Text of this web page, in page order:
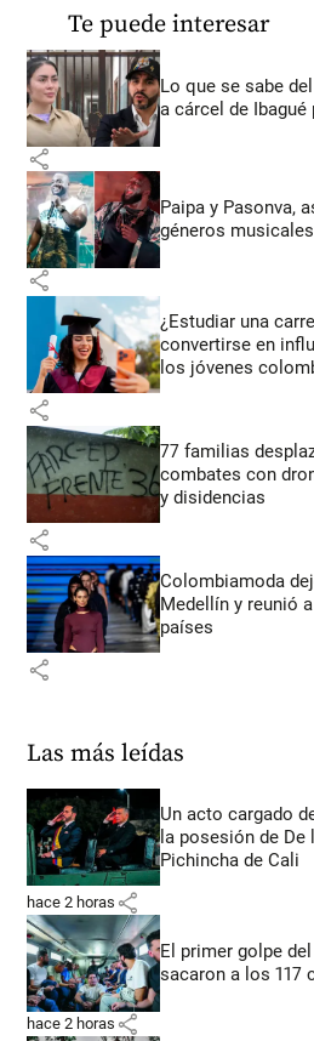
Te puede interesar
Lo que se sabe
a cárcel de
share
Paipa y Pasonva,
géneros
share
¿Estudiar una
convertirse en
los jóvenes
share
77 familias
combates con
y disidencias
share
Colombiamoda
Medellín y reunió
países
share
Las más leídas
Un acto cargado
la posesión de
Pichincha de Cali
hace 2 horas share
El primer golpe
sacaron a los 117
hace 2 horas share